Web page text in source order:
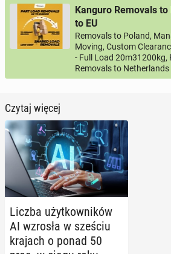
Kanguro Removals
to EU
Removals to Poland,
Moving, Custom
- Full Load 20m31200kg,
Removals to Netherlands
Czytaj więcej
Liczba użyt­kow­ni­ków
AI wzrosła w sześciu
krajach o ponad 50